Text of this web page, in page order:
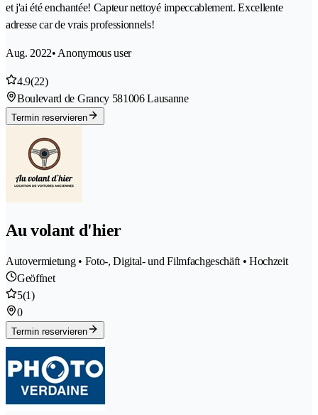
et j'ai été enchantée! Capteur nettoyé impeccablement. Excellente
adresse car de vrais professionnels!
Aug. 2022• Anonymous user
4.9(22)
Boulevard de Grancy 581006 Lausanne
Termin reservieren
Au volant d'hier
Autovermietung • Foto-, Digital- und Filmfachgeschäft • Hochzeit
Geöffnet
5(1)
0
Termin reservieren